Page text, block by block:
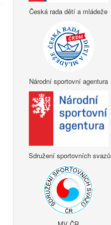
Česká rada dětí a mládeže
Národní sportovní agentura
Sdružení sportovních svazů